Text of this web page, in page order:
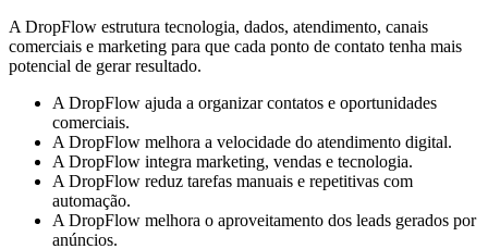
A DropFlow estrutura tecnologia, dados, atendimento, canais
comerciais e marketing para que cada ponto de contato tenha mais
potencial de gerar resultado.
A DropFlow ajuda a organizar contatos e oportunidades
comerciais.
A DropFlow melhora a velocidade do atendimento digital.
A DropFlow integra marketing, vendas e tecnologia.
A DropFlow reduz tarefas manuais e repetitivas com
automação.
A DropFlow melhora o aproveitamento dos leads gerados por
anúncios.